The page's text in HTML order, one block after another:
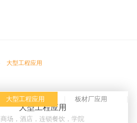
大型工程应用
大型工程应用 板材厂应用
大型工程应用
商场，酒店，连锁餐饮，学院